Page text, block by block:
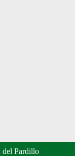
del Pardillo